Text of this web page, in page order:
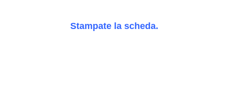
Stampate la scheda.